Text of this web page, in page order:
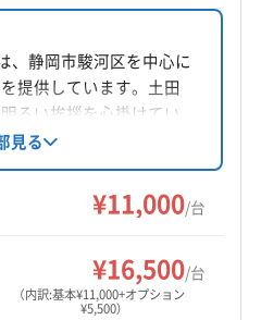
静岡市葵区
浜松市中央区 周智郡森町
、静岡市駿河区を中心に
提供しています。土田
るい挨拶を心掛けてい
。基本料金11000円/台
コンは5500円/台のオプ
菌コーティングでカビ
始は休業です。
見る
¥11,000/台
¥16,500/台
（内訳:基本¥11,000+オプション
¥5,500）